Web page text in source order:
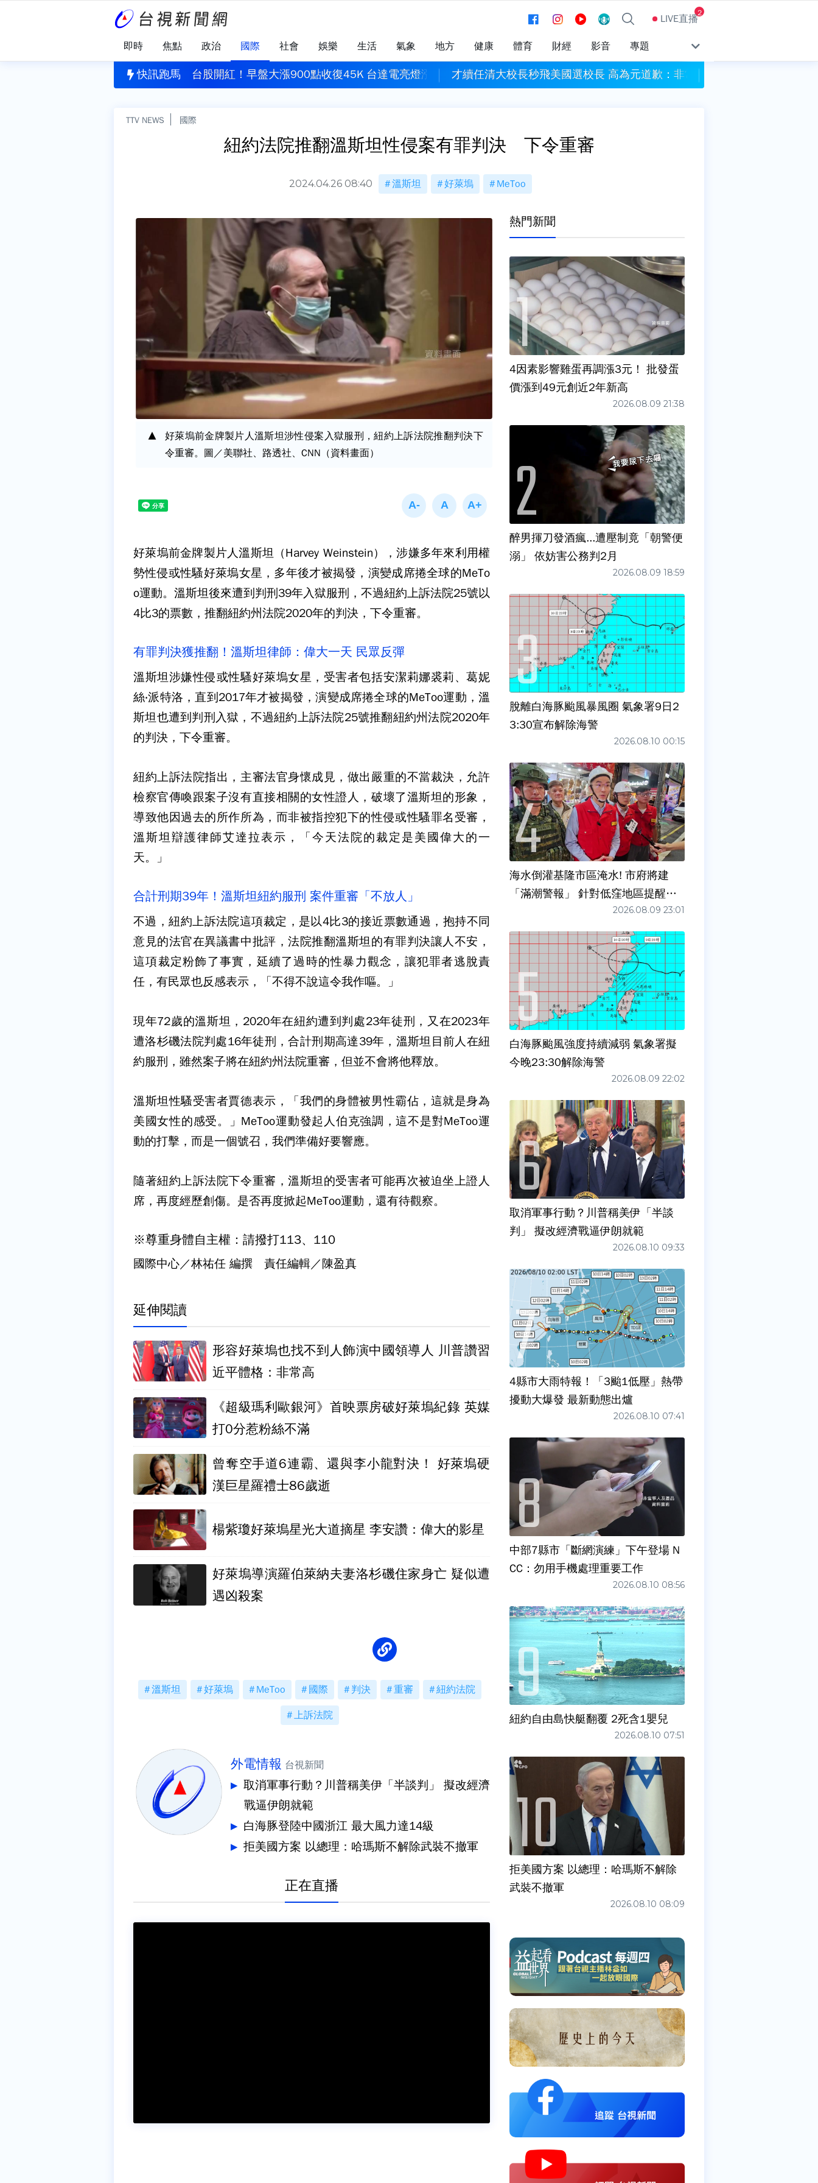
LIVE直播2
即時 焦點 政治 國際 社會 娛樂 生活 氣象 地方 健康 體育 財經 影音 專題
快訊跑馬
川普稱美伊「半談判」 擬改經濟戰逼伊朗就範台股開紅！早盤大漲900點收復45K 台達電亮燈漲停 才續任清大校長秒飛美國選校長 高為元道歉：非常罕見、好奇前往
TTV NEWS 國際
紐約法院推翻溫斯坦性侵案有罪判決 下令重審
2024.04.26 08:40 溫斯坦 好萊塢 MeToo
好萊塢前金牌製片人溫斯坦涉性侵案入獄服刑，紐約上訴法院推翻判決下
令重審。圖／美聯社、路透社、CNN（資料畫面）
好萊塢前金牌製片人溫斯坦（Harvey Weinstein），涉嫌多年來利用權
勢性侵或性騷好萊塢女星，多年後才被揭發，演變成席捲全球的MeTo
o運動。溫斯坦後來遭到判刑39年入獄服刑，不過紐約上訴法院25號以
4比3的票數，推翻紐約州法院2020年的判決，下令重審。
有罪判決獲推翻！溫斯坦律師：偉大一天 民眾反彈
溫斯坦涉嫌性侵或性騷好萊塢女星，受害者包括安潔莉娜裘莉、葛妮
絲‧派特洛，直到2017年才被揭發，演變成席捲全球的MeToo運動，溫
斯坦也遭到判刑入獄，不過紐約上訴法院25號推翻紐約州法院2020年
的判決，下令重審。
紐約上訴法院指出，主審法官身懷成見，做出嚴重的不當裁決，允許
檢察官傳喚跟案子沒有直接相關的女性證人，破壞了溫斯坦的形象，
導致他因過去的所作所為，而非被指控犯下的性侵或性騷罪名受審，
溫斯坦辯護律師艾達拉表示，「今天法院的裁定是美國偉大的一
天。」
合計刑期39年！溫斯坦紐約服刑 案件重審「不放人」
不過，紐約上訴法院這項裁定，是以4比3的接近票數通過，抱持不同
意見的法官在異議書中批評，法院推翻溫斯坦的有罪判決讓人不安，
這項裁定粉飾了事實，延續了過時的性暴力觀念，讓犯罪者逃脫責
任，有民眾也反感表示，「不得不說這令我作嘔。」
現年72歲的溫斯坦，2020年在紐約遭到判處23年徒刑，又在2023年
遭洛杉磯法院判處16年徒刑，合計刑期高達39年，溫斯坦目前人在紐
約服刑，雖然案子將在紐約州法院重審，但並不會將他釋放。
溫斯坦性騷受害者賈德表示，「我們的身體被男性霸佔，這就是身為
美國女性的感受。」MeToo運動發起人伯克強調，這不是對MeToo運
動的打擊，而是一個號召，我們準備好要響應。
隨著紐約上訴法院下令重審，溫斯坦的受害者可能再次被迫坐上證人
席，再度經歷創傷。是否再度掀起MeToo運動，還有待觀察。
※尊重身體自主權：請撥打113、110
國際中心／林祐任 編撰 責任編輯／陳盈真
延伸閱讀
形容好萊塢也找不到人飾演中國領導人 川普讚習
近平體格：非常高
《超級瑪利歐銀河》首映票房破好萊塢紀錄 英媒
打0分惹粉絲不滿
曾奪空手道6連霸、還與李小龍對決！ 好萊塢硬
漢巨星羅禮士86歲逝
楊紫瓊好萊塢星光大道摘星 李安讚：偉大的影星
好萊塢導演羅伯萊納夫妻洛杉磯住家身亡 疑似遭
遇凶殺案
溫斯坦 好萊塢 MeToo 國際 判決 重審 紐約法院
上訴法院
外電情報 台視新聞
取消軍事行動？川普稱美伊「半談判」 擬改經濟
戰逼伊朗就範
白海豚登陸中國浙江 最大風力達14級
拒美國方案 以總理：哈瑪斯不解除武裝不撤軍
正在直播
熱門新聞
4因素影響雞蛋再調漲3元！ 批發蛋
價漲到49元創近2年新高
2026.08.09 21:38
醉男揮刀發酒瘋...遭壓制竟「朝警便
溺」 依妨害公務判2月
2026.08.09 18:59
脫離白海豚颱風暴風圈 氣象署9日2
3:30宣布解除海警
2026.08.10 00:15
海水倒灌基隆市區淹水! 市府將建
「滿潮警報」 針對低窪地區提醒防
2026.08.09 23:01
白海豚颱風強度持續減弱 氣象署擬
今晚23:30解除海警
2026.08.09 22:02
取消軍事行動？川普稱美伊「半談
判」 擬改經濟戰逼伊朗就範
2026.08.10 09:33
4縣市大雨特報！「3颱1低壓」熱帶
擾動大爆發 最新動態出爐
2026.08.10 07:41
中部7縣市「斷網演練」下午登場 N
CC：勿用手機處理重要工作
2026.08.10 08:56
紐約自由島快艇翻覆 2死含1嬰兒
2026.08.10 07:51
拒美國方案 以總理：哈瑪斯不解除
武裝不撤軍
2026.08.10 08:09